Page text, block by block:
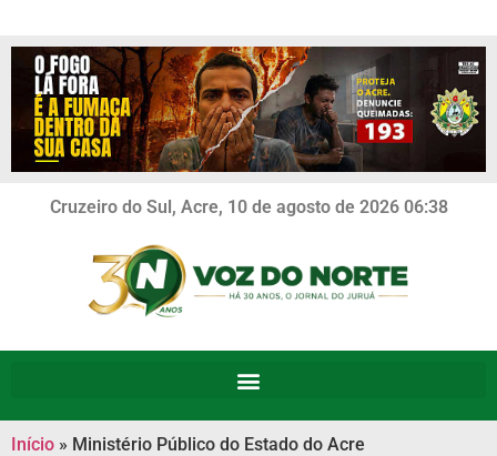
Cruzeiro do Sul, Acre, 10 de agosto de 2026 06:38
Início » Ministério Público do Estado do Acre